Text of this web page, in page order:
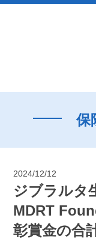
保
2024/12/12
ジブラルタ
MDRT
彰賞金の合